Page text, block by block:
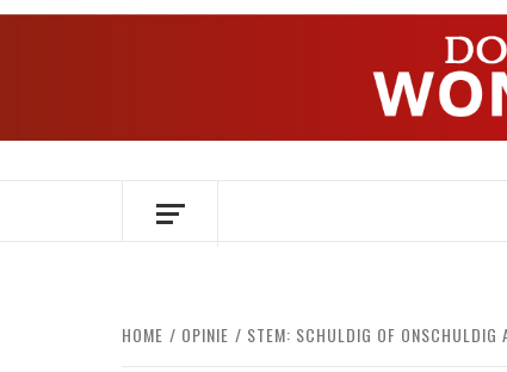
Ga
OVER HERSENEN EN
HOME OPINIE STEM: SCHULDIG OF ONSCHULDIG